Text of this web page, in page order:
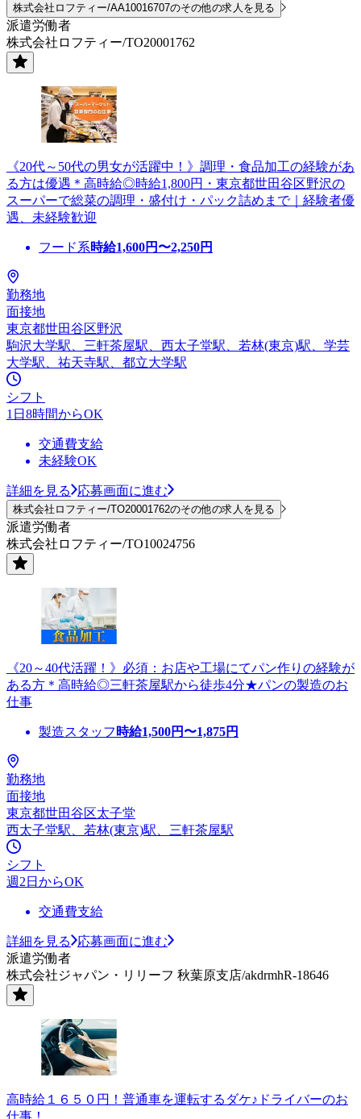
株式会社ロフティー/AA10016707のその他の求人を見る
派遣労働者
株式会社ロフティー/TO20001762
《20代～50代の男女が活躍中！》調理・食品加工の経験があ
る方は優遇＊高時給◎時給1,800円・東京都世田谷区野沢の
スーパーで総菜の調理・盛付け・パック詰めまで｜経験者優
遇、未経験歓迎
フード系時給1,600円〜2,250円
勤務地
面接地
東京都世田谷区野沢
駒沢大学駅、三軒茶屋駅、西太子堂駅、若林(東京)駅、学芸
大学駅、祐天寺駅、都立大学駅
シフト
1日8時間からOK
交通費支給
未経験OK
詳細を見る 応募画面に進む
株式会社ロフティー/TO20001762のその他の求人を見る
派遣労働者
株式会社ロフティー/TO10024756
《20～40代活躍！》必須：お店や工場にてパン作りの経験が
ある方＊高時給◎三軒茶屋駅から徒歩4分★パンの製造のお
仕事
製造スタッフ 時給1,500円〜1,875円
勤務地
面接地
東京都世田谷区太子堂
西太子堂駅、若林(東京)駅、三軒茶屋駅
シフト
週2日からOK
交通費支給
詳細を見る
応募画面に進む
派遣労働者
株式会社ジャパン・リリーフ 秋葉原支店/akdrmhR-18646
高時給１６５０円！普通車を運転するダケ♪ドライバーのお
仕事！